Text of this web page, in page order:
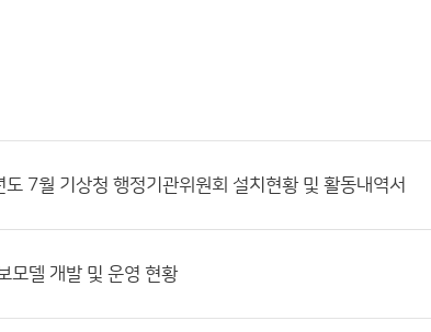
7월 기상청 행정기관위원회 설치현황 및 활동내역서
모델 개발 및 운영 현황